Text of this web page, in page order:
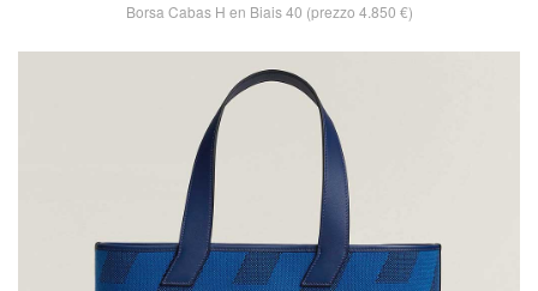
Borsa Cabas H en Biais 40 (prezzo 4.850 €)